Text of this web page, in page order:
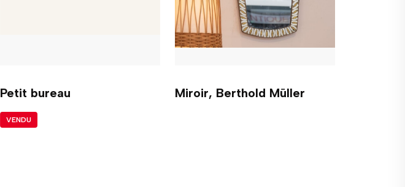
Petit bureau
VENDU
Miroir, Berthold Müller